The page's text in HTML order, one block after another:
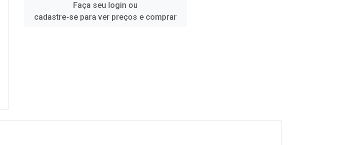
Faça seu login ou
cadastre-se para ver preços e comprar